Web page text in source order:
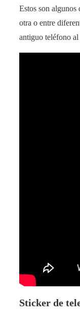
Estos son algunos
otra o entre
antiguo teléfono al
Sticker de